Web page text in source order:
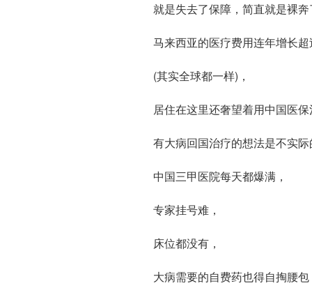
就是失去了保障，简直就是裸奔
马来西亚的医疗费用连年增长
(其实全球都一样)，
居住在这里还奢望着用中国医保
有大病回国治疗的想法是不实际
中国三甲医院每天都爆满，
专家挂号难，
床位都没有，
大病需要的自费药也得自掏腰包